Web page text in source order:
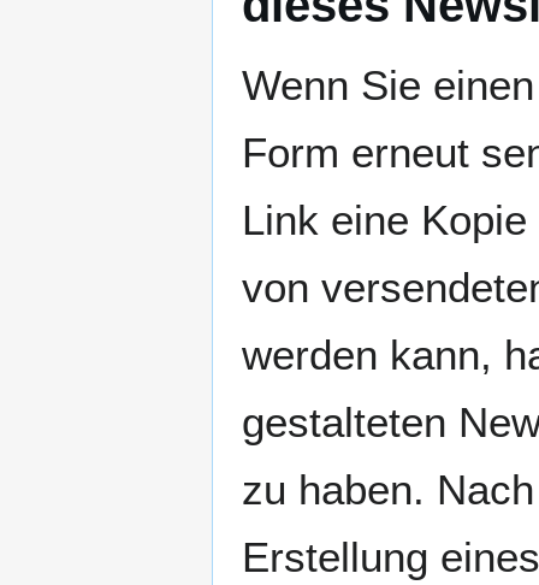
Wenn Sie
Form erneut
Link eine
von
werden kann,
gestalteten
zu haben.
Erstellung